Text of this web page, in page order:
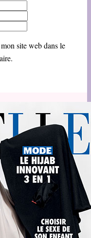
site web dans le